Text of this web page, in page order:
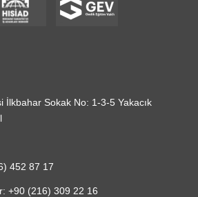
İlkbahar Sokak No: 1-3-5 Yakacık
452 87 17
+90 (216) 309 22 16